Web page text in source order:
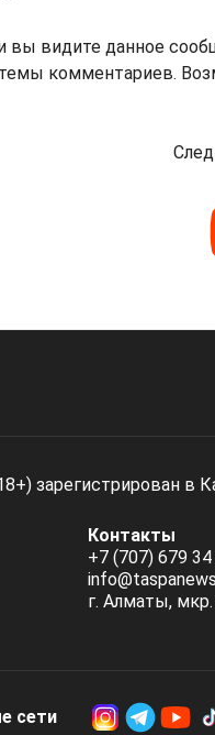
вы видите данное
комментариев.
зарегистрирован в
Контакты
+7 (707) 679 34
г. Алматы,
cети